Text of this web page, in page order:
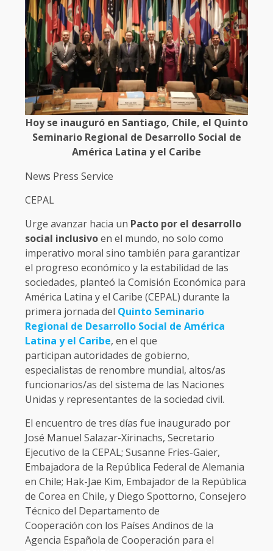
Hoy se inauguró en Santiago, Chile, el Quinto
Seminario Regional de Desarrollo Social de
América Latina y el Caribe
News Press Service
CEPAL
Urge avanzar hacia un Pacto por el desarrollo
social inclusivoen el mundo, no solo como
imperativo moral sino también para garantizar
el progreso económico y la estabilidad de las
sociedades, planteó la Comisión Económica para
América Latina y el Caribe (CEPAL) durante la
primera jornada del Quinto Seminario
Regional de Desarrollo Social de América
Latina y el Caribe, en el que
participan autoridades de gobierno,
especialistas de renombre mundial, altos/as
funcionarios/as del sistema de las Naciones
Unidas y representantes de la sociedad civil.
El encuentro de tres días fue inaugurado por
José Manuel Salazar-Xirinachs, Secretario
Ejecutivo de la CEPAL; Susanne Fries-Gaier,
Embajadora de la República Federal de Alemania
en Chile; Hak-Jae Kim, Embajador de la República
de Corea en Chile, y Diego Spottorno, Consejero
Técnico del Departamento de
Cooperación con los Países Andinos de la
Agencia Española de Cooperación para el